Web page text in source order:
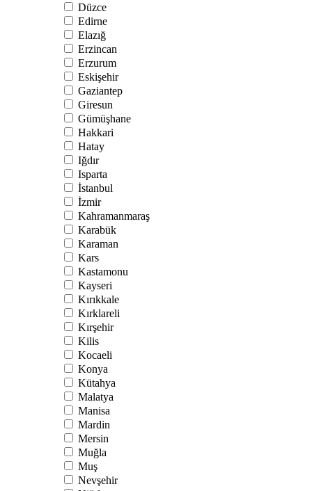
Düzce
Edirne
Elazığ
Erzincan
Erzurum
Eskişehir
Gaziantep
Giresun
Gümüşhane
Hakkari
Hatay
Iğdır
Isparta
İstanbul
İzmir
Kahramanmaraş
Karabük
Karaman
Kars
Kastamonu
Kayseri
Kırıkkale
Kırklareli
Kırşehir
Kilis
Kocaeli
Konya
Kütahya
Malatya
Manisa
Mardin
Mersin
Muğla
Muş
Nevşehir